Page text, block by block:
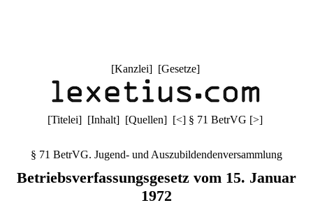
[Kanzlei] [Gesetze]
[Titelei] [Inhalt] [Quellen] [<] § 71 BetrVG [>]
§ 71 BetrVG. Jugend- und Auszubildendenversammlung
Betriebsverfassungsgesetz vom 15. Januar
1972